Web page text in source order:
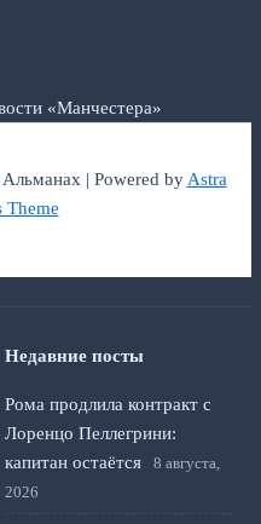
«Манчестера»
| Powered byAstra
Theme
Недавние посты
Рома продлила контракт с
Лоренцо Пеллегрини:
капитан остаётся
8 августа,
2026